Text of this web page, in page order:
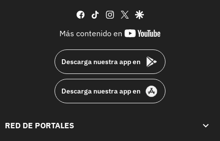
facebook
tiktok instagram
twittergoogle
Más contenido en
youtube-
Descarga nuestra app en
Descarga nuestra app en
RED DE PORTALES